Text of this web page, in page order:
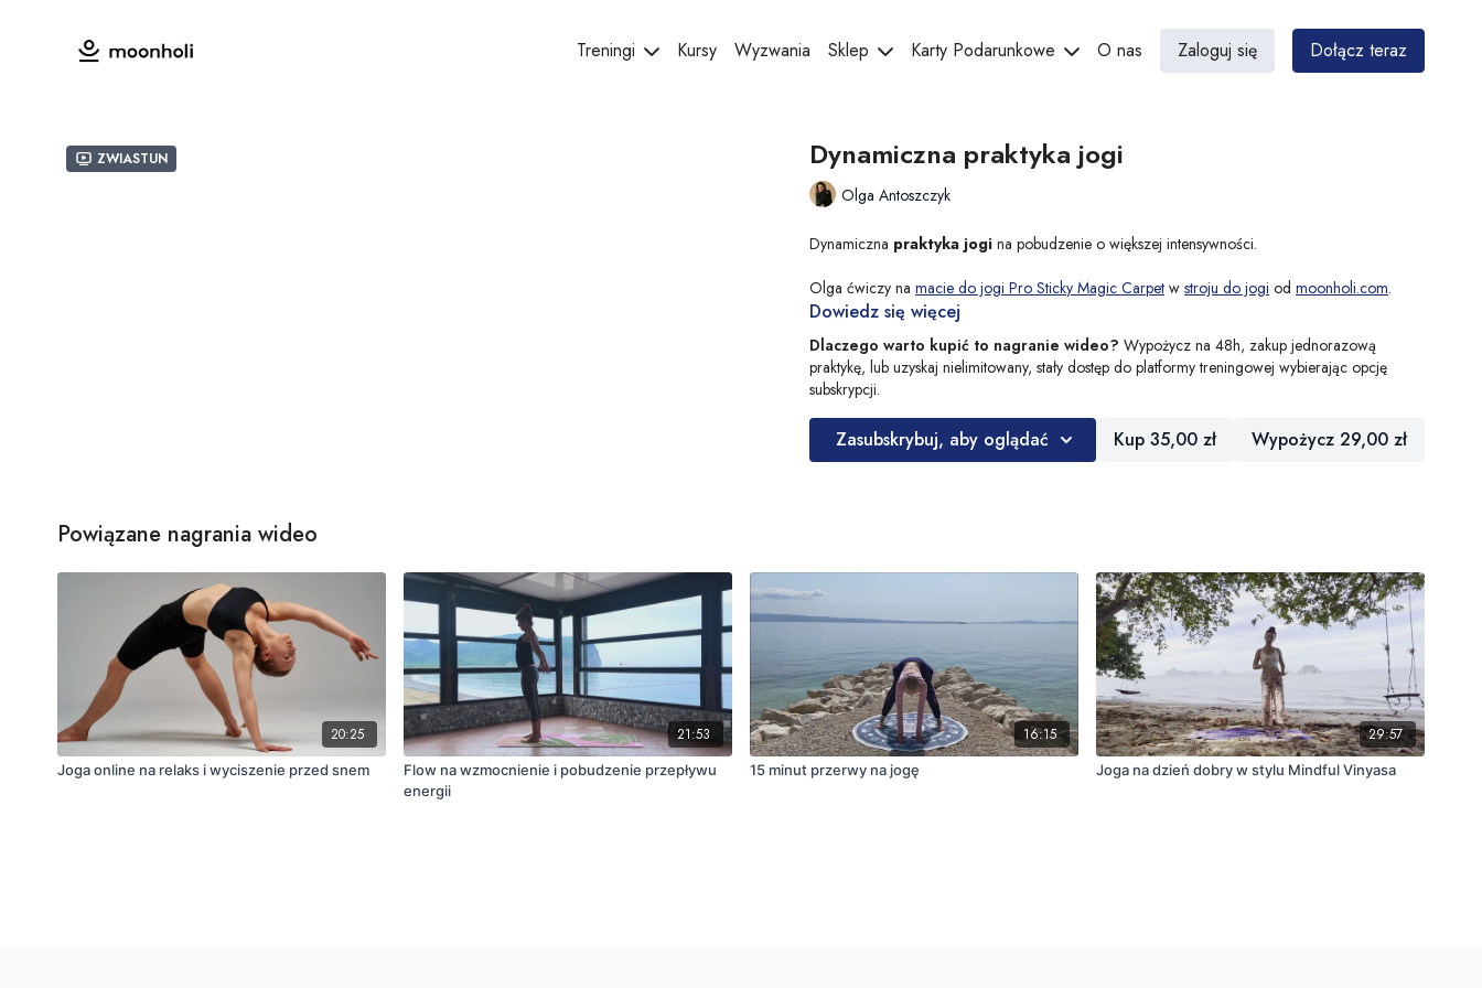
Treningi Kursy Wyzwania Sklep Karty Podarunkowe O nas Zaloguj się Dołącz teraz
Zwiastun Dynamiczna praktyka jogi
Olga Antoszczyk
Dynamiczna praktyka jogi na pobudzenie o większej intensywności.
Olga ćwiczy na macie do jogi Pro Sticky Magic Carpet w stroju do jogi od moonholi.com.
Dowiedz się więcej
Dlaczego warto kupić to nagranie wideo? Wypożycz na 48h, zakup jednorazową
praktykę, lub uzyskaj nielimitowany, stały dostęp do platformy treningowej wybierając opcję
subskrypcji.
Zasubskrybuj, aby oglądać Kup 35,00 zł Wypożycz 29,00 zł
Powiązane nagrania wideo
20:25
Joga online na relaks i wyciszenie przed snem
21:53
Flow na wzmocnienie i pobudzenie przepływu
energii
16:15
15 minut przerwy na jogę
29:57
Joga na dzień dobry w stylu Mindful Vinyasa